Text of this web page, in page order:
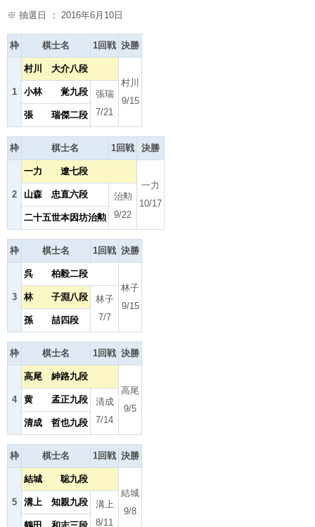
※ 抽選日 ： 2016年6月10日
枠 棋士名 1回戦 決勝
1
村川 大介八段
村川
9/15
小林 覚九段
張瑞
7/21
張 瑞傑二段
枠 棋士名 1回戦 決勝
2
一力 遼七段
一力
10/17
山森 忠直六段
治勲
9/22
二十五世本因坊治勲
枠 棋士名 1回戦 決勝
3
呉 柏毅二段
林子
9/15
林 子淵八段
林子
7/7
孫 喆四段
枠 棋士名 1回戦 決勝
4
高尾 紳路九段
高尾
9/5
黄 孟正九段
清成
7/14
清成 哲也九段
枠 棋士名 1回戦 決勝
5
結城 聡九段
結城
9/8
溝上 知親九段
溝上
8/11